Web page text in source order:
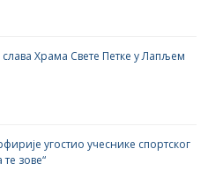
Храма Свете Петке у Лапљем
угостио учеснике спортског
зове“